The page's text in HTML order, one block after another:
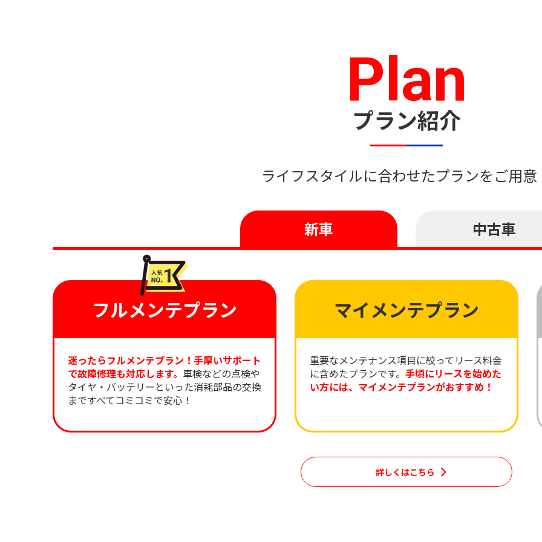
プラン紹介
Plan
ライフスタイルに合わせたプランをご用意
新車 中古車
フルメンテプラン
迷ったらフルメンテプラン！手厚いサポート
で故障修理も対応します。 車検などの点検や
タイヤ・バッテリーといった消耗部品の交換
まですべてコミコミで安心！
マイメンテプラン
重要なメンテナンス項目に絞ってリース料金
に含めたプランです。 手頃にリースを始めた
い方には、マイメンテプランがおすすめ！
詳しくはこちら